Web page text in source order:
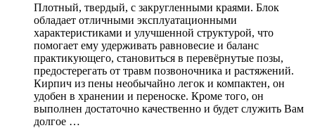
Плотный, твердый, с закругленными краями. Блок
обладает отличными эксплуатационными
характеристиками и улучшенной структурой, что
помогает ему удерживать равновесие и баланс
практикующего, становиться в перевёрнутые позы,
предостерегать от травм позвоночника и растяжений.
Кирпич из пены необычайно легок и компактен, он
удобен в хранении и переноске. Кроме того, он
выполнен достаточно качественно и будет служить Вам
долгое …